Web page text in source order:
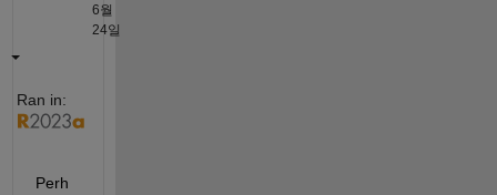
6월
24일
Ran in:
Perh